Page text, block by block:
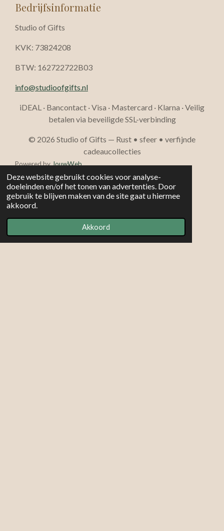
Deze website gebruikt cookies voor analyse-
doeleinden en/of het tonen van advertenties. Door
gebruik te blijven maken van de site gaat u hiermee
akkoord.
Akkoord
Bedrijfsinformatie
Studio of Gifts
KVK: 73824208
BTW: 162722722B03
info@studioofgifts.nl
iDEAL · Bancontact · Visa · Mastercard · Klarna · Veilig
betalen via beveiligde SSL-verbinding
© 2026 Studio of Gifts — Rust • sfeer • verfijnde
cadeaucollecties
Powered byJouwWeb